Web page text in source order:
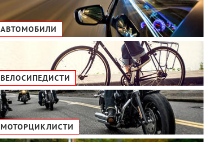
АВТОМОБИЛИ
ВЕЛОСИПЕДИСТИ
МОТОРЦИКЛИСТИ